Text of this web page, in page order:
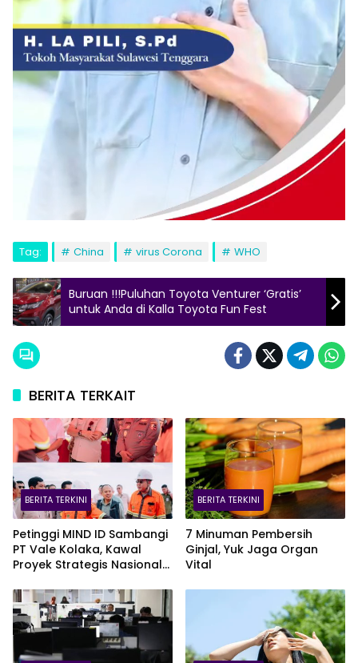
Tag: China virus Corona WHO
Buruan !!!Puluhan Toyota Venturer ‘Gratis’
untuk Anda di Kalla Toyota Fun Fest
BERITA TERKAIT
BERITA TERKINI
Petinggi MIND ID Sambangi
PT Vale Kolaka, Kawal
Proyek Strategis Nasional
BERITA TERKINI
7 Minuman Pembersih
Ginjal, Yuk Jaga Organ
Vital